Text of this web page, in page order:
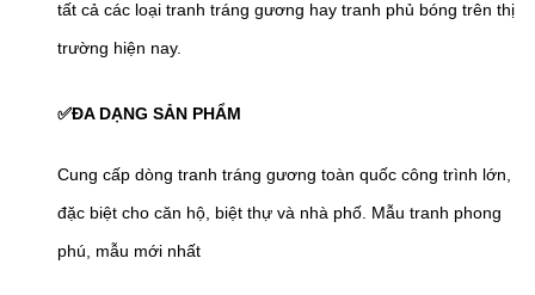
tất cả các loại tranh tráng gương hay tranh phủ bóng trên thị
trường hiện nay.
✅ĐA DẠNG SẢN PHẨM
Cung cấp dòng tranh tráng gương toàn quốc công trình lớn,
đặc biệt cho căn hộ, biệt thự và nhà phố. Mẫu tranh phong
phú, mẫu mới nhất